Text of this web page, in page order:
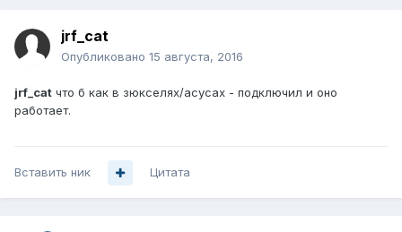
jrf_cat
Опубликовано 15 августа, 2016
jrf_cat что б как в зюкселях/асусах - подключил и оно
работает.
Вставить ник Цитата